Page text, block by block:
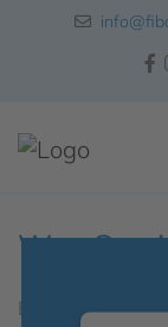
Was
Bei uns wird